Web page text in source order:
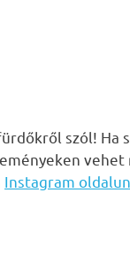
szól! Ha
vehet
Instagram